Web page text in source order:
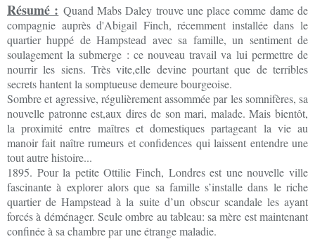
Résumé : Quand Mabs Daley trouve une place comme dame de
compagnie auprès d'Abigail Finch, récemment installée dans le
quartier huppé de Hampstead avec sa famille, un sentiment de
soulagement la submerge : ce nouveau travail va lui permettre de
nourrir les siens. Très vite,elle devine pourtant que de terribles
secrets hantent la somptueuse demeure bourgeoise.
Sombre et agressive, régulièrement assommée par les somnifères, sa
nouvelle patronne est,aux dires de son mari, malade. Mais bientôt,
la proximité entre maîtres et domestiques partageant la vie au
manoir fait naître rumeurs et confidences qui laissent entendre une
tout autre histoire...
1895. Pour la petite Ottilie Finch, Londres est une nouvelle ville
fascinante à explorer alors que sa famille s’installe dans le riche
quartier de Hampstead à la suite d’un obscur scandale les ayant
forcés à déménager. Seule ombre au tableau: sa mère est maintenant
confinée à sa chambre par une étrange maladie.